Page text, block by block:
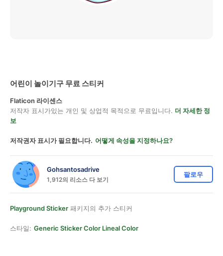
어린이 놀이기구 무료 스티커
Flaticon 라이센스
저작자 표시가있는 개인 및 상업적 목적으로 무료입니다. 더 자세한 정
보
저작권자 표시가 필요합니다. 어떻게 속성을 지정하나요?
Gohsantosadrive
1,912의 리소스 다 보기
팔로우
Playground Sticker 패키지의 추가 스티커
스타일: Generic Sticker Color Lineal Color